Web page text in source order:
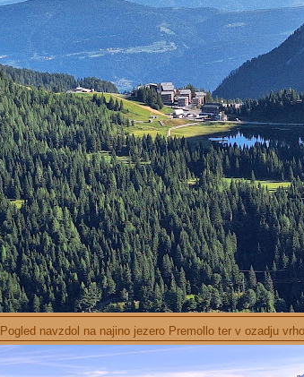
Pogled navzdol na najino jezero Premollo ter v ozadju